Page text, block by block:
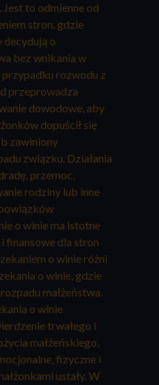
Jest to odmienne od
stron, gdzie
decydują o
bez wnikania w
rozwodu z
przeprowadza
dowodowe, aby
dopuścił się
zawiniony
związku. Działania
przemoc,
rodziny lub inne
o winie ma istotne
finansowe dla stron
o winie różni
o winie, gdzie
małżeństwa.
o winie
trwałego i
małżeńskiego,
fizyczne i
ustały. W